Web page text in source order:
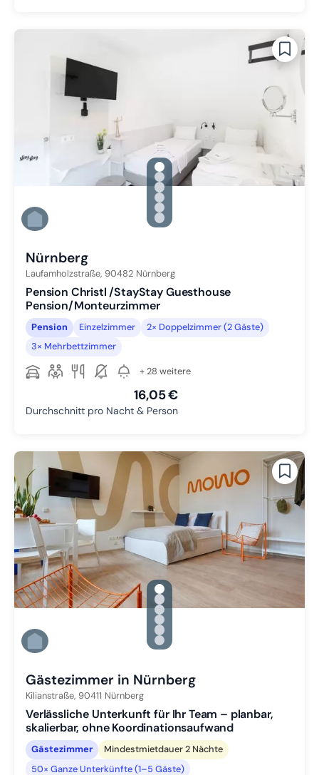
gallery.slide_selector
Zu Slide 1 wechseln
Zu Slide 2 wechseln
Zu Slide 3 wechseln
Zu Slide 4 wechseln
Zu Slide 5 wechseln
Zu Slide 6 wechseln
Nürnberg
Laufamholzstraße, 90482 Nürnberg
Pension Christl /StayStay Guesthouse
Pension/Monteurzimmer
Pension Einzelzimmer
2× Doppelzimmer (2 Gäste)
3× Mehrbettzimmer
+ 28 weitere
16,05 €
Durchschnitt pro Nacht & Person
gallery.slide_selector
Zu Slide 1 wechseln
Zu Slide 2 wechseln
Zu Slide 3 wechseln
Zu Slide 4 wechseln
Zu Slide 5 wechseln
Zu Slide 6 wechseln
Gästezimmer in Nürnberg
Kilianstraße, 90411 Nürnberg
Verlässliche Unterkunft für Ihr Team – planbar,
skalierbar, ohne Koordinationsaufwand
Gästezimmer
Mindestmietdauer 2 Nächte
50× Ganze Unterkünfte (1–5 Gäste)